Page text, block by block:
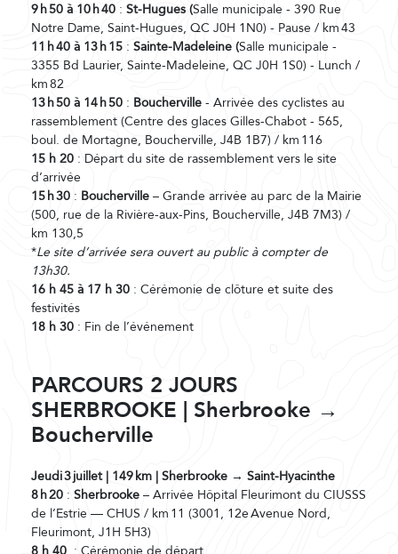
9h50 à 10h40 : St-Hugues (Salle municipale - 390 Rue
Notre Dame, Saint-Hugues, QC J0H 1N0) - Pause / km 43
11 h40 à 13h15 : Sainte-Madeleine (Salle municipale -
3355 Bd Laurier, Sainte-Madeleine, QC J0H 1S0) - Lunch /
km 82
13h50 à 14h50 : Boucherville - Arrivée des cyclistes au
rassemblement (Centre des glaces Gilles-Chabot - 565,
boul. de Mortagne, Boucherville, J4B 1B7) / km 116
15 h 20 : Départ du site de rassemblement vers le site
d’arrivée
15h30 : Boucherville – Grande arrivée au parc de la Mairie
(500, rue de la Rivière-aux-Pins, Boucherville, J4B 7M3) /
km 130,5
*Le site d’arrivée sera ouvert au public à compter de
13h30.
16 h 45 à 17 h 30 : Cérémonie de clôture et suite des
festivités
18 h 30 : Fin de l’événement
PARCOURS 2 JOURS
SHERBROOKE | Sherbrooke →
Boucherville
Jeudi3juillet | 149km | Sherbrooke → Saint-Hyacinthe
8h20 : Sherbrooke – Arrivée Hôpital Fleurimont du CIUSSS
de l’Estrie — CHUS / km 11 (3001, 12e Avenue Nord,
Fleurimont, J1H 5H3)